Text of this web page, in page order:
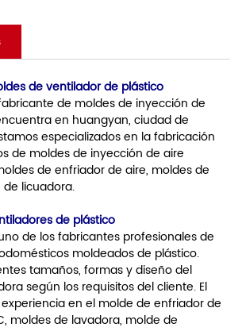
de ventilador de plástico
de moldes de inyección de
en huangyan, ciudad de
especializados en la fabricación
de moldes de inyección de aire
de enfriador de aire, moldes de
licuadora.
de plástico
de los fabricantes profesionales de
moldeados de plástico.
tamaños, formas y diseño del
según los requisitos del cliente. El
en el molde de enfriador de
moldes de lavadora, molde de